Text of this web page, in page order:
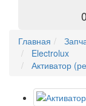
Главная
Electrolux
Активатор